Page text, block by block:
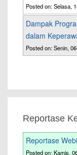
Posted on: Selasa,
Dampak
dalam
Posted on: Senin,
Reportase
Reportase
Posted on: Kamis,